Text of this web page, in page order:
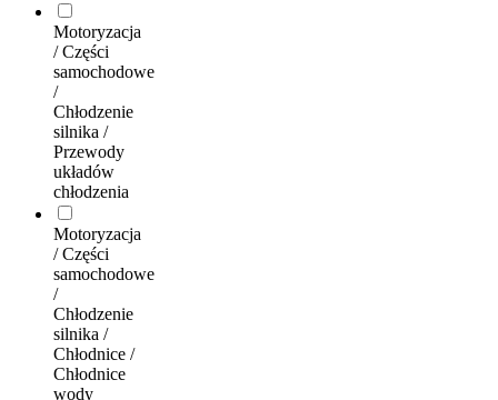
Motoryzacja
/ Części
samochodowe
/
Chłodzenie
silnika /
Przewody
układów
chłodzenia
Motoryzacja
/ Części
samochodowe
/
Chłodzenie
silnika /
Chłodnice /
Chłodnice
wody